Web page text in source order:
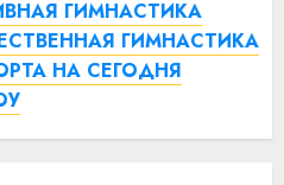
ГИМНАСТИКА
ГИМНАСТИКА
НА СЕГОДНЯ